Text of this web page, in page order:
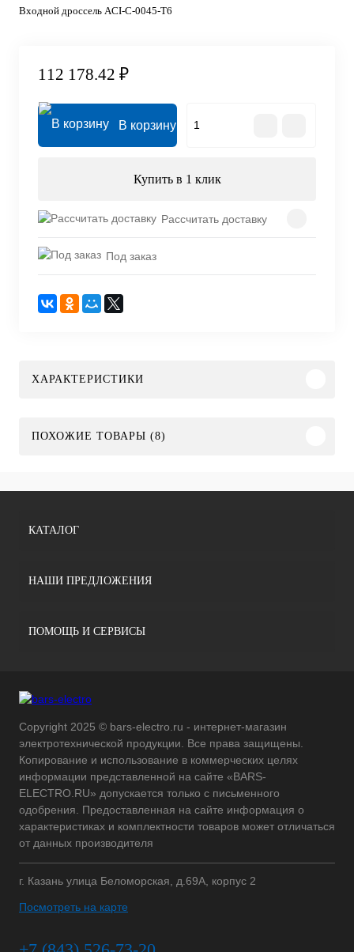
Входной дроссель ACI-C-0045-T6
112 178.42 ₽
В корзину
Купить в 1 клик
Рассчитать доставку
Под заказ
ХАРАКТЕРИСТИКИ
ПОХОЖИЕ ТОВАРЫ (8)
КАТАЛОГ
НАШИ ПРЕДЛОЖЕНИЯ
ПОМОЩЬ И СЕРВИСЫ
Copyright 2025 © bars-electro.ru - интернет-магазин
электротехнической продукции. Все права защищены.
Копирование и использование в коммерческих целях
информации представленной на сайте «BARS-
ELECTRO.RU» допускается только с письменного
одобрения. Предоставленная на сайте информация о
характеристиках и комплектности товаров может отличаться
от данных производителя
г. Казань улица Беломорская, д.69А, корпус 2
Посмотреть на карте